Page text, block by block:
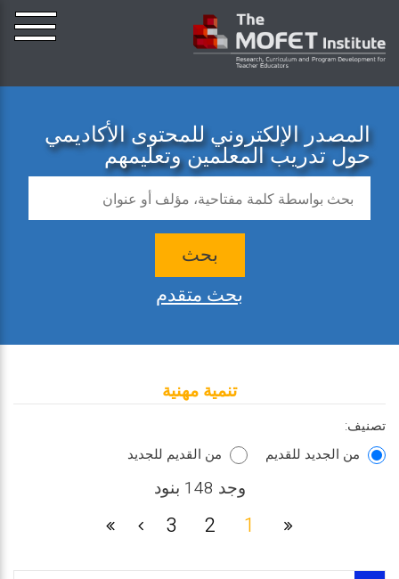
المصدر الإلكتروني للمحتوى الأكاديمي
حول تدريب المعلمين وتعليمهم
بحث
بحث متقدم
تنمية مهنية
تصنيف:
من الجديد للقديم
من القديم للجديد
وجد 148 بنود
1
2
3